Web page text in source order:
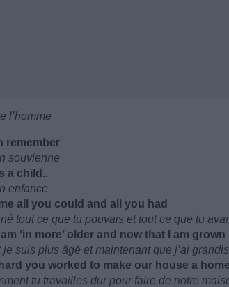
l’homme
remember
souvienne
a child..
enfance
all you could and all you had
tout ce que tu pouvais et tout ce que tu
‘in more’ older and now that I am grown
je suis plus âgé et maintenant que j’ai grandis
hard you worked to make our house a
tu travailles dur pour faire de notre